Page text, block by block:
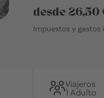
desde 26,50
Impuestos y gastos
Viajeros
1 Adulto